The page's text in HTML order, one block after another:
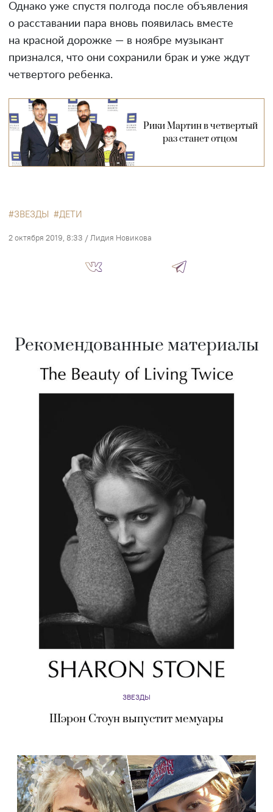
Однако уже спустя полгода после объявления
о расставании пара вновь появилась вместе
на красной дорожке — в ноябре музыкант
признался, что они сохранили брак и уже ждут
четвертого ребенка.
Рики Мартин в четвертый
раз станет отцом
ЗВЕЗДЫ ДЕТИ
2 октября 2019, 8:33 / Лидия Новикова
Рекомендованные материалы
ЗВЕЗДЫ
Шэрон Стоун выпустит мемуары